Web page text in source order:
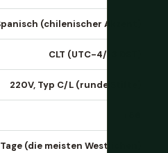
(chilenischer Akzent)
CLT (UTC-4/-3 DST)
220V, Typ C/L (runde Stifte)
(die meisten Westlichen)